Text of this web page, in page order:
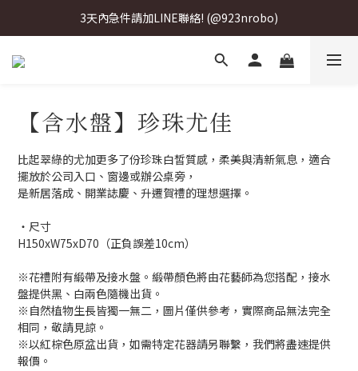
3天內急件請加LINE聯絡! (@923nrobo)
3天內急件請加LINE聯絡! (@923nrobo)
3天內急件請加LINE聯絡! (@923nrobo)
【含水盤】珍珠尤佳
比起翠綠的尤加更多了份珍珠白皙質感，柔美與清新氣息，適合
擺放於公司入口、窗邊或辦公桌旁，
是新居落成、開業誌慶、升遷賀禮的理想選擇。
‧尺寸
H150xW75xD70（正負誤差10cm）
※花禮附有緞帶及接水盤。緞帶顏色將由花藝師為您搭配，接水
盤提供黑、白兩色隨機出貨。
※自然植物生長皆獨一無二，圖片僅供參考，實際商品無法完全
相同，敬請見諒。
※以紅棕色原盆出貨，如需特定花器請另聯繫，我們將盡速提供
報價。